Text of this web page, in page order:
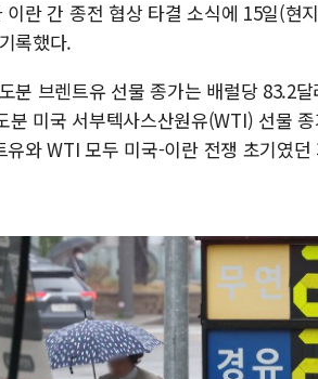
란 간 종전 협상 타결 소식에 15일(현
록했다.
분 브렌트유 선물 종가는 배럴당 83.2
분 미국 서부텍사스산원유(WTI) 선물
와 WTI 모두 미국-이란 전쟁 초기였